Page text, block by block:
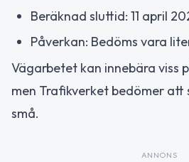
Beräknad sluttid: 11 april
Påverkan: Bedöms vara
Vägarbetet kan innebära viss
men Trafikverket bedömer
små.
ANNONS